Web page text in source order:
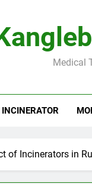
Medical
INCINERATOR
of Incinerators in